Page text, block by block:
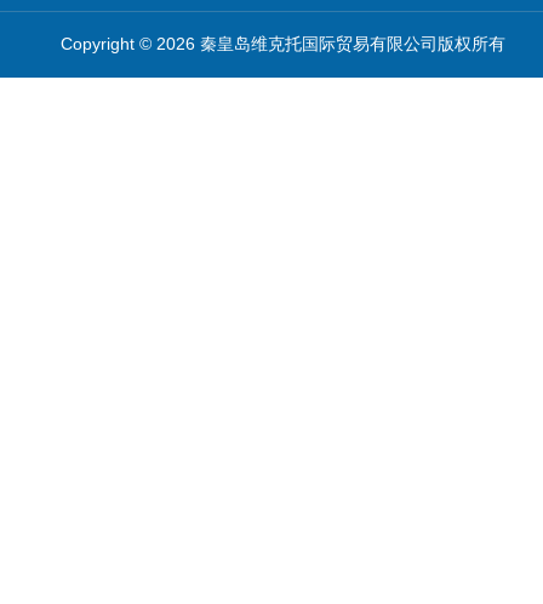
Copyright © 2026 秦皇岛维克托国际贸易有限公司版权所有